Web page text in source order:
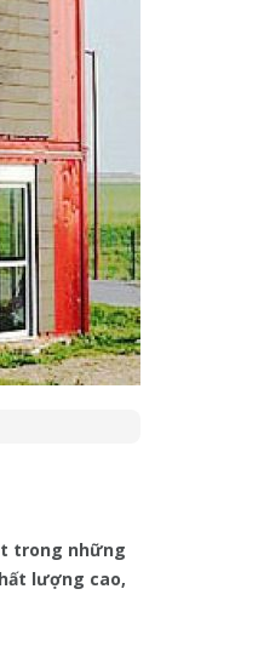
trong những
lượng cao,